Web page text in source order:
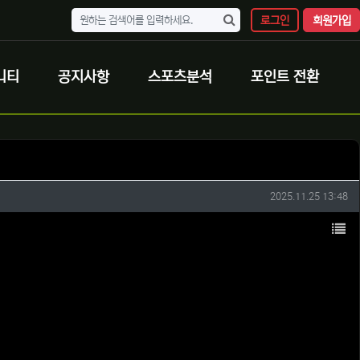
로그인 회원가입
티 공지사항 스포츠분석 포인트 전환
작성일
2025.11.25 13:48
목